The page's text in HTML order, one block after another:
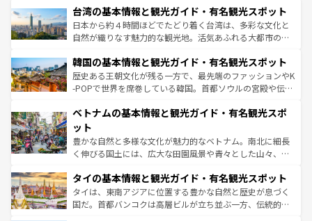
人々、おいしいローカルフードやハワイアンミュージッ
ク、伝統的なフラダンスなど、すべてがハワイの魅力を彩
っている。訪れるたびに新しい発見と感動が待っているハ
はコンテンツ一覧を参照してほしい。
リアリーフや大陸中央部にそびえるウルル（エアーズロッ
ク）、タスマニアの美しい原生林やケアンズの熱帯雨林な
ど、見どころがたくさん。また、カフェやワイン、オージ
いる。アクティビティも充実しており、サーフィンやダイ
ビング、ハイキングなど、アウトドア好きにはたまらな
い。オーストラリアの多彩な魅力を存分に味わいつくそ
参照してほしい。
台湾の基本情報と観光ガイド・有名観光スポット
日本から約４時間ほどでたどり着く台湾は、多彩な文化と
自然が織りなす魅力的な観光地。活気あふれる大都市の台
ン）、静ひつな山岳地帯である台湾東部など、都市の喧騒
と山間の静けさが共存しており、訪れる人に新しい発見と
驚きをもたらしてくれる。また、奥深い台湾の食文化も魅
容にもいいと評判のスイーツなど、バラエティ豊かな料理
照してほしい。
韓国の基本情報と観光ガイド・有名観光スポット
歴史ある王朝文化が残る一方で、最先端のファッションやK
-POPで世界を席巻している韓国。首都ソウルの宮殿や伝統
き、地方に足を延ばせば四季折々の自然美を楽しむことが
できる。そして、キムチや焼肉、絶品のストリートフード
まで、さまざまな韓国料理が待っている。夜には、韓国な
らではのナイトライフも堪能できる。あたたかいホスピタ
わってみてほしい。 なお、新着の韓国情報はコンテンツ一
覧 を参照してほしい。
ベトナムの基本情報と観光ガイド・有名観光スポ
ット
豊かな自然と多様な文化が魅力的なベトナム。南北に細長
く伸びる国土には、広大な田園風景や青々とした山々、世
急速な発展と共に伝統が息づく。ハノイの古い町並みやホ
ーチミン市のフランス統治時代の建物も、独特の雰囲気を
醸し出している。また、バラエティの豊かさとおいしさで
タイの基本情報と観光ガイド・有名観光スポット
タイは、東南アジアに位置する豊かな自然と歴史が息づく
国だ。首都バンコクは高層ビルが立ち並ぶ一方、伝統的な